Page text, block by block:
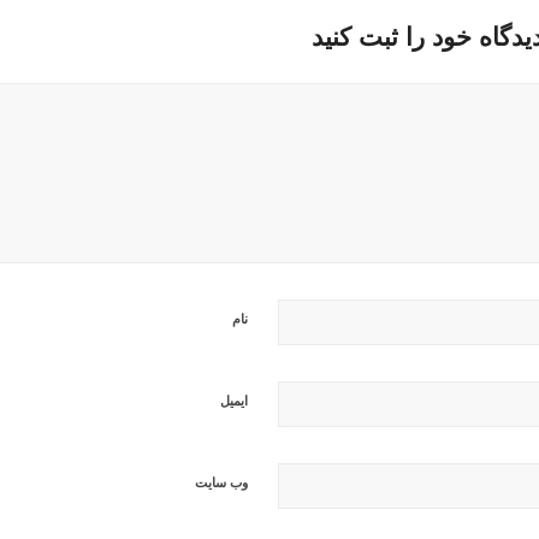
خود را ثبت کنید
نام
ایمیل
وب‌ سایت